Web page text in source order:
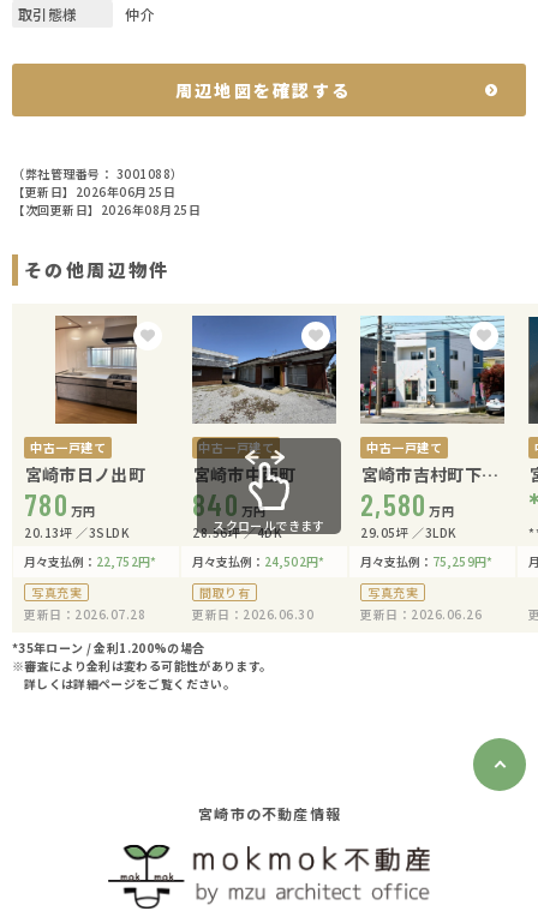
取引態様
仲介
周辺地図を確認する
（弊社管理番号： 3001088）
【更新日】2026年06月25日
【次回更新日】2026年08月25日
その他周辺物件
中古一戸建て
宮崎市日ノ出町
780 万円
20.13坪
3SLDK
月々支払例： 22,752円*
写真充実
更新日：2026.07.28
中古一戸建て
宮崎市中西町
840 万円
28.56坪
4DK
月々支払例： 24,502円*
間取り有
更新日：2026.06.30
中古一戸建て
宮崎市吉村町下り
松甲2489-5【下り
松モデルハウス】
2,580 万円
29.05坪
3LDK
月々支払例： 75,259円*
写真充実
更新日：2026.06.26
スクロールできます
*35年ローン / 金利1.200%の場合
※審査により金利は変わる可能性があります。
詳しくは詳細ページをご覧ください。
宮崎市の不動産情報